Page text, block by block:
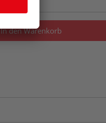
In den Warenkorb